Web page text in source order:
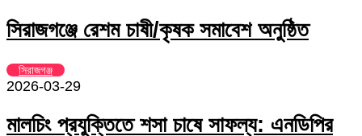
সিরাজগঞ্জে রেশম চাষী/কৃষক সমাবেশ অনুষ্ঠিত
সিরাজগঞ্জ
2026-03-29
মালচিং প্রযুক্তিতে শসা চাষে সাফল্য: এনডিপির